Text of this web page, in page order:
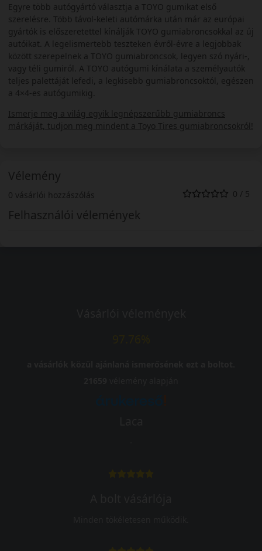
Egyre több autógyártó választja a TOYO gumikat első
szerelésre. Több távol-keleti autómárka után már az európai
gyártók is előszeretettel kínálják TOYO gumiabroncsokkal az új
autóikat. A legelismertebb teszteken évről-évre a legjobbak
között szerepelnek a TOYO gumiabroncsok, legyen szó nyári-,
vagy téli gumiról. A TOYO autógumi kínálata a személyautók
teljes palettáját lefedi, a legkisebb gumiabroncsoktól, egészen
a 4×4-es autógumikig.
Ismerje meg a világ egyik legnépszerűbb gumiabroncs
márkáját, tudjon meg mindent a Toyo Tires gumiabroncsokról!
Vélemény
0 vásárlói hozzászólás 0 / 5
Felhasználói vélemények